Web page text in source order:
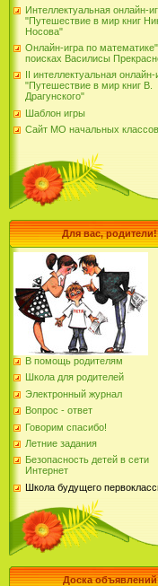
Интеллектуальная онлайн-
"Путешествие в мир книг
Носова"
Онлайн-игра по
поисках Василисы
II интеллектуальная онлайн-
"Путешествие в мир книг В.
Драгунского"
Шаблон игры
Сайт МО начальных классов
Для вас, родители!
В помощь родителям
Школа для родителей
Электронный журнал
Вопрос - ответ
Говорим спасибо!
Летние задания
Безопасность детей в сети
Интернет
Школа будущего
Доска объявлений